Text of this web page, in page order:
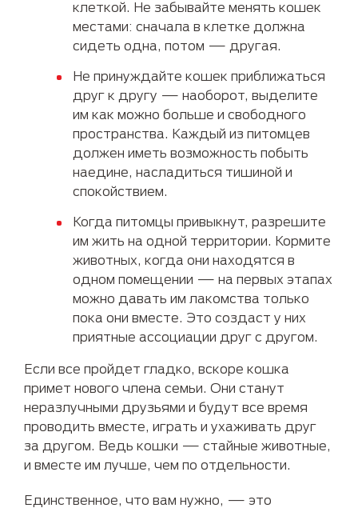
клеткой. Не забывайте менять кошек
местами: сначала в клетке должна
сидеть одна, потом — другая.
Не принуждайте кошек приближаться
друг к другу — наоборот, выделите
им как можно больше и свободного
пространства. Каждый из питомцев
должен иметь возможность побыть
наедине, насладиться тишиной и
спокойствием.
Когда питомцы привыкнут, разрешите
им жить на одной территории. Кормите
животных, когда они находятся в
одном помещении — на первых этапах
можно давать им лакомства только
пока они вместе. Это создаст у них
приятные ассоциации друг с другом.
Если все пройдет гладко, вскоре кошка
примет нового члена семьи. Они станут
неразлучными друзьями и будут все время
проводить вместе, играть и ухаживать друг
за другом. Ведь кошки — стайные животные,
и вместе им лучше, чем по отдельности.
Единственное, что вам нужно, — это